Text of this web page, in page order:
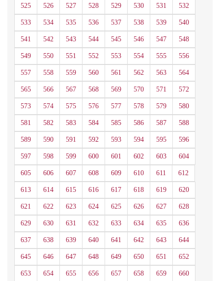
525 526 527 528 529 530 531 532
533 534 535 536 537 538 539 540
541 542 543 544 545 546 547 548
549 550 551 552 553 554 555 556
557 558 559 560 561 562 563 564
565 566 567 568 569 570 571 572
573 574 575 576 577 578 579 580
581 582 583 584 585 586 587 588
589 590 591 592 593 594 595 596
597 598 599 600 601 602 603 604
605 606 607 608 609 610 611 612
613 614 615 616 617 618 619 620
621 622 623 624 625 626 627 628
629 630 631 632 633 634 635 636
637 638 639 640 641 642 643 644
645 646 647 648 649 650 651 652
653 654 655 656 657 658 659 660